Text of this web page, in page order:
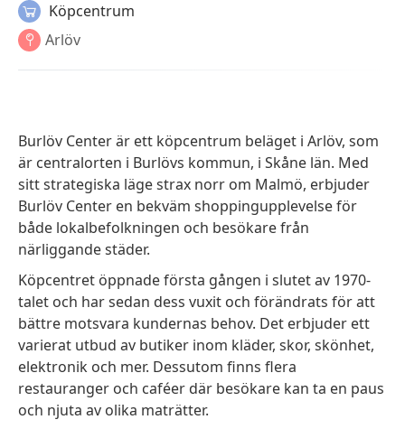
Köpcentrum
Arlöv
Burlöv Center är ett köpcentrum beläget i Arlöv, som
är centralorten i Burlövs kommun, i Skåne län. Med
sitt strategiska läge strax norr om Malmö, erbjuder
Burlöv Center en bekväm shoppingupplevelse för
både lokalbefolkningen och besökare från
närliggande städer.
Köpcentret öppnade första gången i slutet av 1970-
talet och har sedan dess vuxit och förändrats för att
bättre motsvara kundernas behov. Det erbjuder ett
varierat utbud av butiker inom kläder, skor, skönhet,
elektronik och mer. Dessutom finns flera
restauranger och caféer där besökare kan ta en paus
och njuta av olika maträtter.